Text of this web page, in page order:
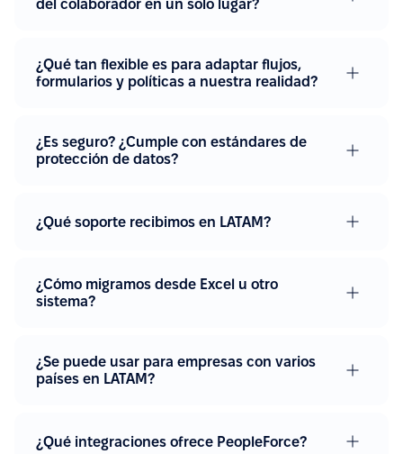
del colaborador en un solo lugar?
¿Qué tan flexible es para adaptar flujos,
formularios y políticas a nuestra realidad?
¿Es seguro? ¿Cumple con estándares de
protección de datos?
¿Qué soporte recibimos en LATAM?
¿Cómo migramos desde Excel u otro
sistema?
¿Se puede usar para empresas con varios
países en LATAM?
¿Qué integraciones ofrece PeopleForce?